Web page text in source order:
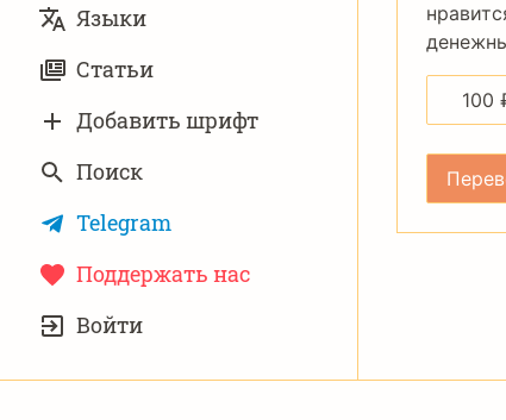
Языки
Статьи
Добавить шрифт
Поиск
Telegram
Поддержать нас
ЗАПИСЬ
Войти
100